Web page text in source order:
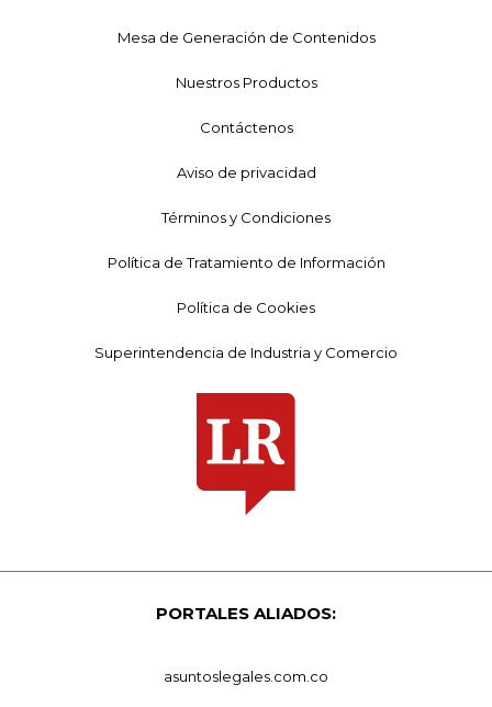
Mesa de Generación de Contenidos
Nuestros Productos
Contáctenos
Aviso de privacidad
Términos y Condiciones
Política de Tratamiento de Información
Política de Cookies
Superintendencia de Industria y Comercio
PORTALES ALIADOS:
asuntoslegales.com.co